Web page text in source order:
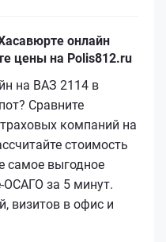
онлайн
цены на Polis812.ru
на ВАЗ 2114 в
Сравните
компаний на
стоимость
самое выгодное
за 5 минут.
визитов в офис и